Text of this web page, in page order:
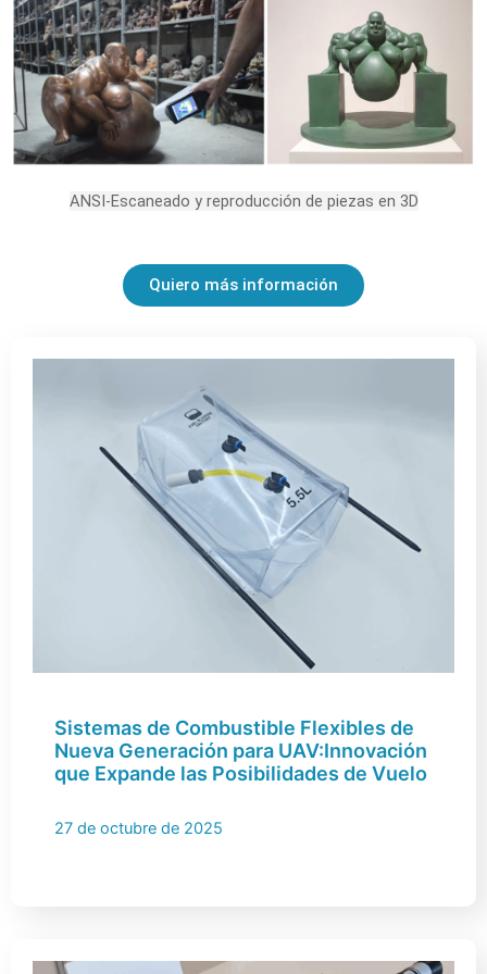
ANSI-Escaneado y reproducción de piezas en 3D
Quiero más información
Sistemas de Combustible Flexibles de
Nueva Generación para UAV:Innovación
que Expande las Posibilidades de Vuelo
27 de octubre de 2025